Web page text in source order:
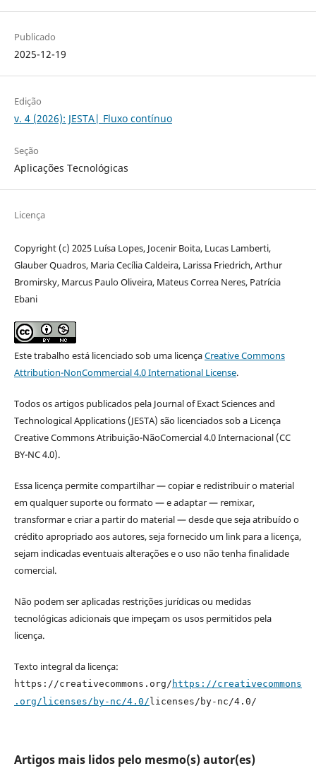
Publicado
2025-12-19
Edição
v. 4 (2026): JESTA| Fluxo contínuo
Seção
Aplicações Tecnológicas
Licença
Copyright (c) 2025 Luísa Lopes, Jocenir Boita, Lucas Lamberti,
Glauber Quadros, Maria Cecília Caldeira, Larissa Friedrich, Arthur
Bromirsky, Marcus Paulo Oliveira, Mateus Correa Neres, Patrícia
Ebani
Este trabalho está licenciado sob uma licençaCreative Commons
Attribution-NonCommercial 4.0 International License.
Todos os artigos publicados pela Journal of Exact Sciences and
Technological Applications (JESTA) são licenciados sob a Licença
Creative Commons Atribuição-NãoComercial 4.0 Internacional (CC
BY-NC 4.0).
Essa licença permite compartilhar — copiar e redistribuir o material
em qualquer suporte ou formato — e adaptar — remixar,
transformar e criar a partir do material — desde que seja atribuído o
crédito apropriado aos autores, seja fornecido um link para a licença,
sejam indicadas eventuais alterações e o uso não tenha finalidade
comercial.
Não podem ser aplicadas restrições jurídicas ou medidas
tecnológicas adicionais que impeçam os usos permitidos pela
licença.
Texto integral da licença:
https://creativecommons.org/ https://creativecommons
.org/licenses/by-nc/4.0/licenses/by-nc/4.0/
Artigos mais lidos pelo mesmo(s) autor(es)